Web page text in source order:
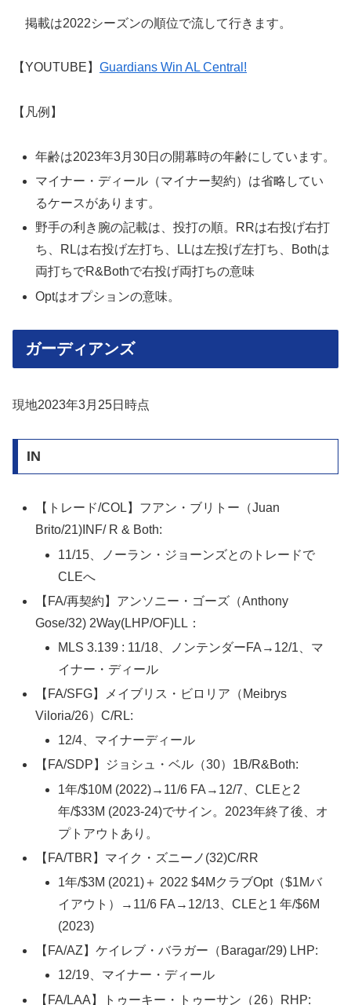
掲載は2022シーズンの順位で流して行きます。
【YOUTUBE】 Guardians Win AL Central!
【凡例】
年齢は2023年3月30日の開幕時の年齢にしています。
マイナー・ディール（マイナー契約）は省略してい
るケースがあります。
野手の利き腕の記載は、投打の順。RRは右投げ右打
ち、RLは右投げ左打ち、LLは左投げ左打ち、Bothは
両打ちでR&Bothで右投げ両打ちの意味
Optはオプションの意味。
ガーディアンズ
現地2023年3月25日時点
IN
【トレード/COL】フアン・ブリトー（Juan
Brito/21)INF/ R & Both:
11/15、ノーラン・ジョーンズとのトレードで
CLEへ
【FA/再契約】アンソニー・ゴーズ（Anthony
Gose/32) 2Way(LHP/OF)LL：
MLS 3.139 : 11/18、ノンテンダーFA→12/1、マ
イナー・ディール
【FA/SFG】メイブリス・ビロリア（Meibrys
Viloria/26）C/RL:
12/4、マイナーディール
【FA/SDP】ジョシュ・ベル（30）1B/R&Both:
1年/$10M (2022)→11/6 FA→12/7、CLEと2
年/$33M (2023-24)でサイン。2023年終了後、オ
プトアウトあり。
【FA/TBR】マイク・ズニーノ(32)C/RR
1年/$3M (2021)＋ 2022 $4MクラブOpt（$1Mバ
イアウト）→11/6 FA→12/13、CLEと1 年/$6M
(2023)
【FA/AZ】ケイレブ・バラガー（Baragar/29) LHP:
12/19、マイナー・ディール
【FA/LAA】トゥーキー・トゥーサン（26）RHP: